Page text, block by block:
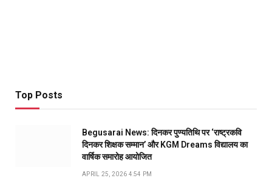
Top Posts
Begusarai News: दिनकर पुण्यतिथि पर ‘राष्ट्रकवि
दिनकर शिक्षक सम्मान’ और KGM Dreams विद्यालय का
वार्षिक समारोह आयोजित
APRIL 25, 2026 4:54 PM